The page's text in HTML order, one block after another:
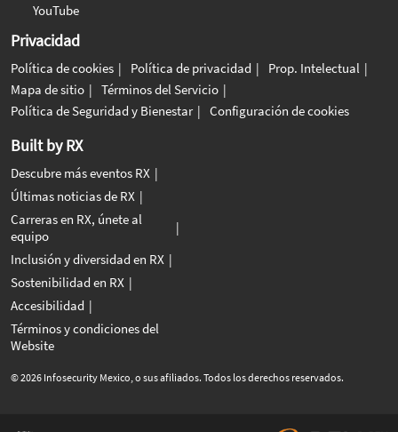
YouTube
Privacidad
Política de cookies Política de privacidad
Prop. Intelectual
Mapa de sitio
Términos del Servicio
Política de Seguridad y Bienestar
Configuración de cookies
Built by RX
Descubre más eventos RX
Últimas noticias de RX
Carreras en RX, únete al
equipo
Inclusión y diversidad en RX
Sostenibilidad en RX
Accesibilidad
Términos y condiciones del
Website
© 2026 Infosecurity Mexico, o sus afiliados. Todos los derechos reservados.